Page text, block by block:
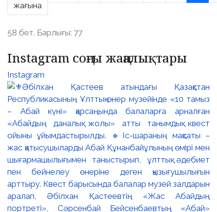
жағына
58 бет. Барлығы: 77
Instagram соңғы жаңалықтары
Instagram